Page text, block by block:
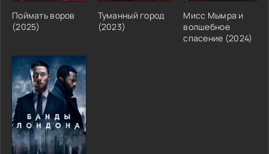
Поймать воров
(2025)
Туманный город
(2023)
Мисс Мымра и
волшебное
спасение (2024)